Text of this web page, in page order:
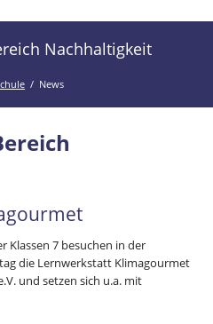
Ziehenschule
Nachhaltigkeit
News
Klassen 7 besuchen in der
die Lernwerkstatt Klimagourmet
und setzen sich u.a. mit